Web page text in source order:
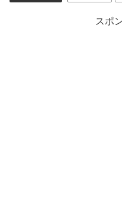
スポ